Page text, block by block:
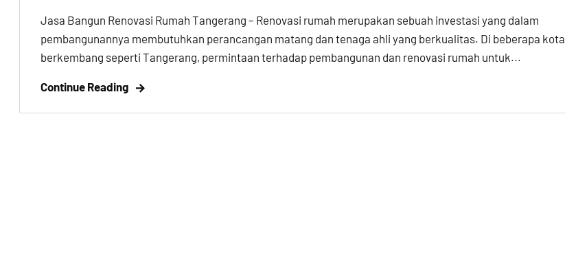
Jasa Bangun Renovasi Rumah Tangerang – Renovasi rumah merupakan sebuah investasi yang dalam
pembangunannya membutuhkan perancangan matang dan tenaga ahli yang berkualitas. Di beberapa kota
berkembang seperti Tangerang, permintaan terhadap pembangunan dan renovasi rumah untuk...
Continue Reading